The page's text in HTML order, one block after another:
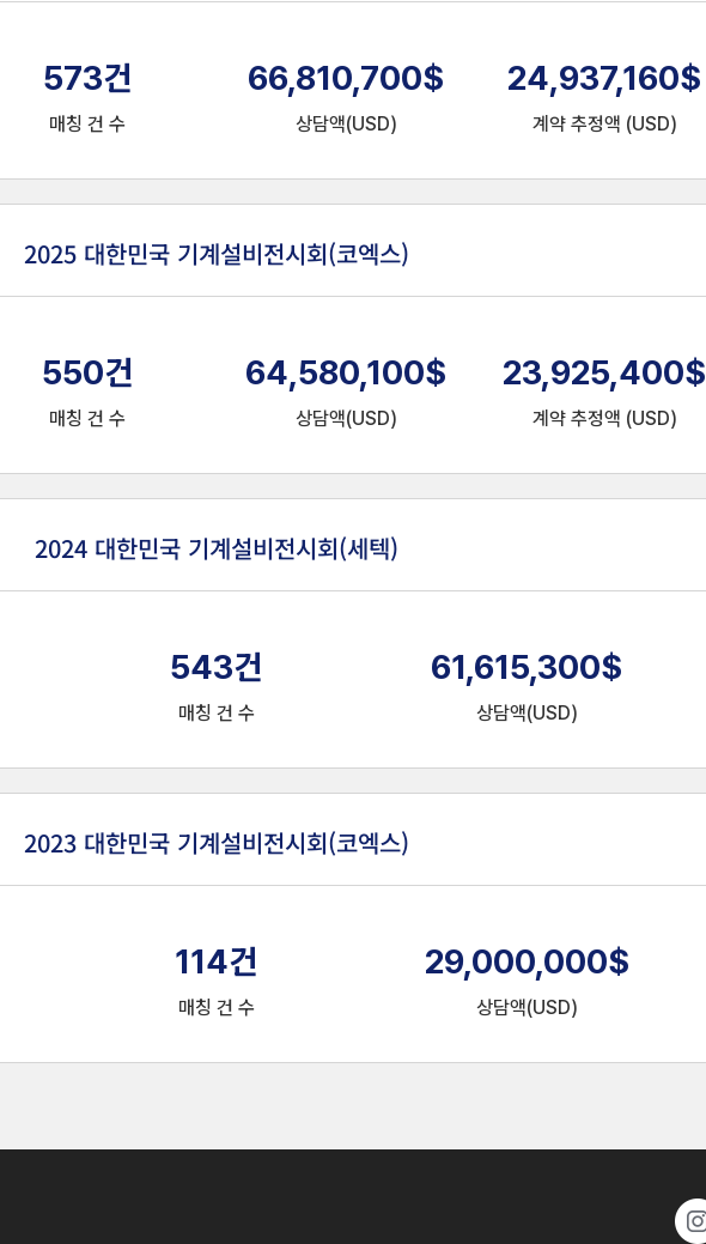
573건
매칭 건 수
66,810,700$
상담액(USD)
24,937,160$
계약 추정액 (USD)
2025 대한민국 기계설비전시회(코엑스)
550건
매칭 건 수
64,580,100$
상담액(USD)
23,925,400$
계약 추정액 (USD)
2024 대한민국 기계설비전시회(세텍)
543건
매칭 건 수
61,615,300$
상담액(USD)
2023 대한민국 기계설비전시회(코엑스)
114건
매칭 건 수
29,000,000$
상담액(USD)